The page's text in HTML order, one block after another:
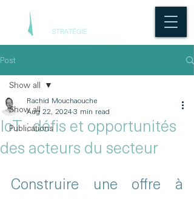
Post
Show all
Publications
Show all
IoT : défis et opportunités
des acteurs du secteur
Rachid Mouchaouche
Aug 22, 20243 min read
Construire une offre à